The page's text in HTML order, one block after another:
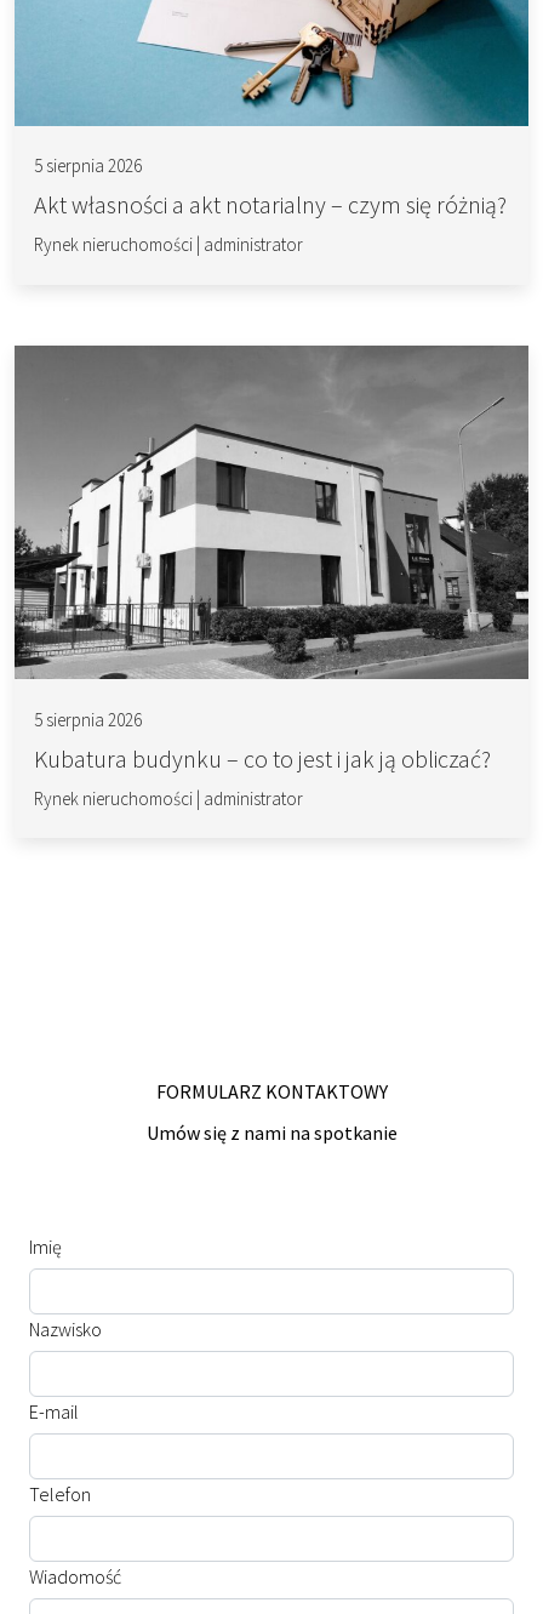
5 sierpnia 2026
Akt własności a akt notarialny – czym się różnią?
Rynek nieruchomości| administrator
5 sierpnia 2026
Kubatura budynku – co to jest i jak ją obliczać?
Rynek nieruchomości| administrator
FORMULARZ KONTAKTOWY
Umów się z nami na spotkanie
Imię
Nazwisko
E-mail
Telefon
Wiadomość